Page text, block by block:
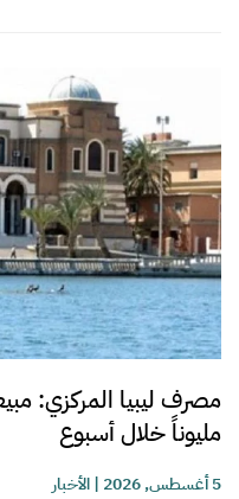
مليوناً خلال أسبوع
5 أغسطس, 2026 |الأخبار